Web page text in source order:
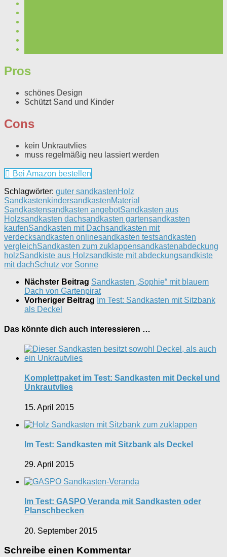
Pros
schönes Design
Schützt Sand und Kinder
Cons
kein Unkrautvlies
muss regelmäßig neu lassiert werden
Bei Amazon bestellen
Schlagwörter: guter sandkastenHolz
SandkastenkindersandkastenMaterial
Sandkastensandkasten angebotSandkasten aus
Holzsandkasten dachsandkasten gartensandkasten
kaufenSandkasten mit Dachsandkasten mit
verdecksandkasten onlinesandkasten testsandkasten
vergleichSandkasten zum zuklappensandkastenabdeckung
holzSandkiste aus Holzsandkiste mit abdeckungsandkiste
mit dachSchutz vor Sonne
Nächster Beitrag Sandkasten „Sophie“ mit blauem
Dach von Gartenpirat
Vorheriger Beitrag Im Test: Sandkasten mit Sitzbank
als Deckel
Das könnte dich auch interessieren …
Komplettpaket im Test: Sandkasten mit Deckel und
Unkrautvlies
15. April 2015
Im Test: Sandkasten mit Sitzbank als Deckel
29. April 2015
Im Test: GASPO Veranda mit Sandkasten oder
Planschbecken
20. September 2015
Schreibe einen Kommentar